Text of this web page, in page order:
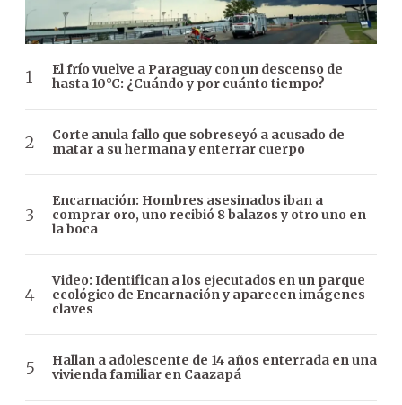
El frío vuelve a Paraguay con un descenso de
hasta 10°C: ¿Cuándo y por cuánto tiempo?
Corte anula fallo que sobreseyó a acusado de
matar a su hermana y enterrar cuerpo
Encarnación: Hombres asesinados iban a
comprar oro, uno recibió 8 balazos y otro uno en
la boca
Video: Identifican a los ejecutados en un parque
ecológico de Encarnación y aparecen imágenes
claves
Hallan a adolescente de 14 años enterrada en una
vivienda familiar en Caazapá